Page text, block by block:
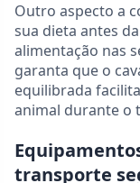
Outro aspecto a
sua dieta antes
alimentação nas
garanta que o
equilibrada
animal durante o
transporte